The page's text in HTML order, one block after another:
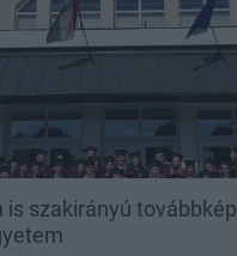
is szakirányú